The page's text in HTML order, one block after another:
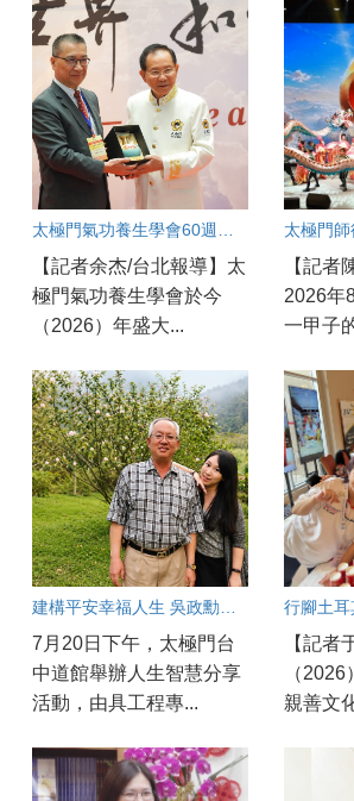
【記者余杰/台北報導】太
極門氣功養生學會於今
（2026）年盛大...
【記者
2026年
一甲子
7月20日下午，太極門台
中道館舉辦人生智慧分享
活動，由具工程專...
【記者
（
親善文